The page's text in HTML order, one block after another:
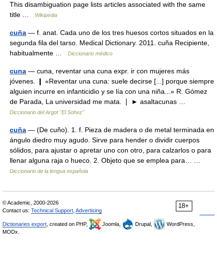
This disambiguation page lists articles associated with the same
title …
Wikipedia
cuña — f. anat. Cada uno de los tres huesos cortos situados en la
segunda fila del tarso. Medical Dictionary. 2011. cuña Recipiente,
habitualmente …
Diccionario médico
cuna — cuna, reventar una cuna expr. ir con mujeres más
jóvenes. ❙ «Reventar una cuna: suele decirse [...] porque siempre
alguien incurre en infanticidio y se lía con una niña...» R. Gómez
de Parada, La universidad me mata. ❘ ► asaltacunas …
Diccionario del Argot "El Sohez"
cuña — (De cuño). 1. f. Pieza de madera o de metal terminada en
ángulo diedro muy agudo. Sirve para hender o dividir cuerpos
sólidos, para ajustar o apretar uno con otro, para calzarlos o para
llenar alguna raja o hueco. 2. Objeto que se emplea para… …
Diccionario de la lengua española
18+
© Academic, 2000-2026
Contact us: Technical Support Advertising
Dictionaries export , created on PHP, Joomla, Drupal,
WordPress,
MODx.